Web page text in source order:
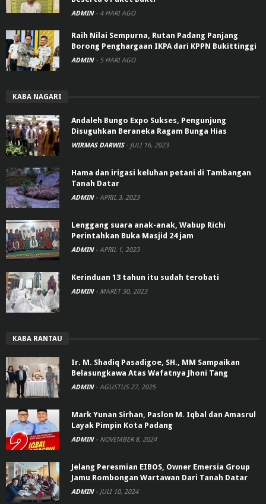
ADMIN - 4 HARI AGO
Raih Nilai Sempurna, Rutan Padang Panjang
Borong Penghargaan IKPA dari KPPN Bukittinggi
ADMIN - 5 HARI AGO
KABA NAGARI
Andaleh Bungo Expo Sukses, Pengunjung
Disuguhkan Beraneka Ragam Bunga Hias
WIRMAS DARWIS - JULI 16, 2023
Hama dan irigasi keluhan petani di Tambangan
Tanah Datar
ADMIN - APRIL 3, 2023
Lenggang suara anak-anak, Wabup Richi
Perintahkan Buka Masjid 24 jam
ADMIN - APRIL 1, 2023
Kerinduan 13 tahun itu sudah terobati
ADMIN - MARET 30, 2023
KABA RANTAU
Ir. M. Shadiq Pasadigoe, SH., MM Sampaikan
Belasungkawa Atas Wafatnya Jhoni Tang
ADMIN - AGUSTUS 27, 2025
Mark Yunan Sirhan, Paslon M. Iqbal dan Amasrul
Layak Pimpin Kota Padang
ADMIN - NOVEMBER 8, 2024
Jelang Peresmian EIBOS, Owner Emersia Group
Jamu Rombongan Wartawan Dari Tanah Datar
ADMIN - JULI 10, 2024